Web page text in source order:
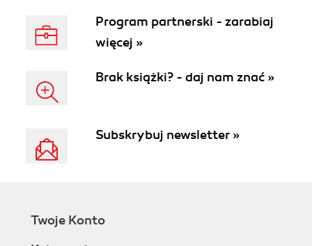
Program partnerski - zarabiaj
więcej »
Brak książki? - daj nam znać »
Subskrybuj newsletter »
Twoje Konto